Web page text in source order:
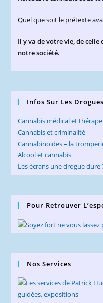
Quel que soit le prétexte
Il y va de votre vie, de celle
notre société.
Infos Sur Les Drogues
Cannabis médical et
Cannabis et criminalité
Cannabinoïdes – la
Alcool et cannabis
Les écrans une drogue
Pour Retrouver
Nos Services